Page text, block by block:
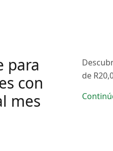
para
con
mes
de